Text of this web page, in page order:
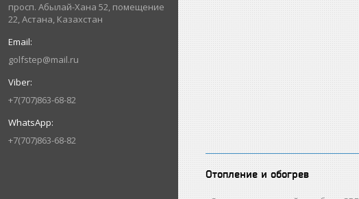
просп. Абылай-Хана 52, помещение
22, Астана, Казахстан
golfstep@mail.ru
+7(707)863-68-82
+7(707)863-68-82
Отопление и обогрев